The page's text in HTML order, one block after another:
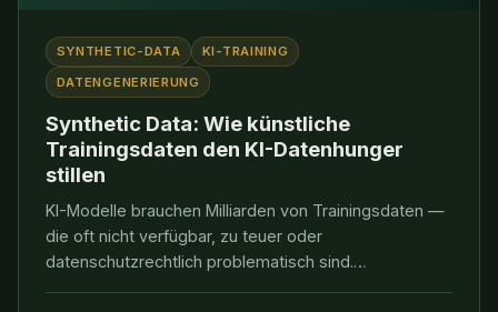
SYNTHETIC-DATA
KI-TRAINING
DATENGENERIERUNG
Synthetic Data: Wie künstliche
Trainingsdaten den KI-Datenhunger
stillen
KI-Modelle brauchen Milliarden von Trainingsdaten —
die oft nicht verfügbar, zu teuer oder
datenschutzrechtlich problematisch sind.